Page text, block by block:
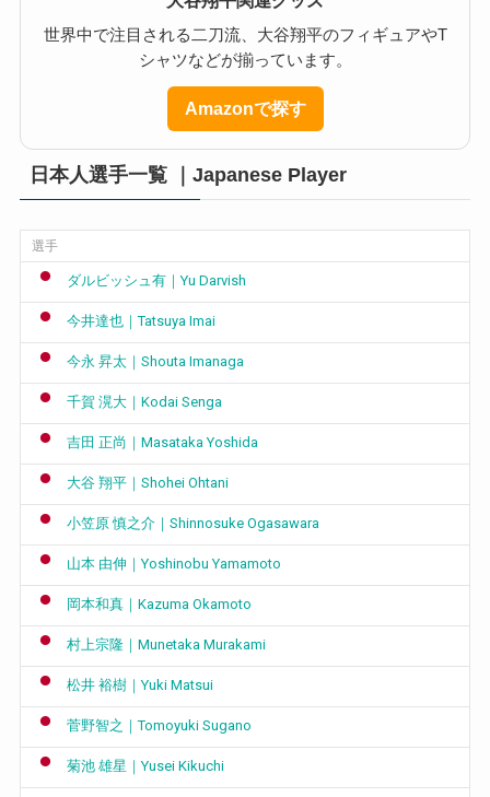
世界中で注目される二刀流、大谷翔平のフィギュアやT
シャツなどが揃っています。
Amazonで探す
日本人選手一覧 ｜Japanese Player
選手
ダルビッシュ有｜Yu Darvish
今井達也｜Tatsuya Imai
今永 昇太｜Shouta Imanaga
千賀 滉大｜Kodai Senga
吉田 正尚｜Masataka Yoshida
大谷 翔平｜Shohei Ohtani
小笠原 慎之介｜Shinnosuke Ogasawara
山本 由伸｜Yoshinobu Yamamoto
岡本和真｜Kazuma Okamoto
村上宗隆｜Munetaka Murakami
松井 裕樹｜Yuki Matsui
菅野智之｜Tomoyuki Sugano
菊池 雄星｜Yusei Kikuchi